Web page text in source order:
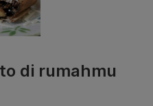
di rumahmu